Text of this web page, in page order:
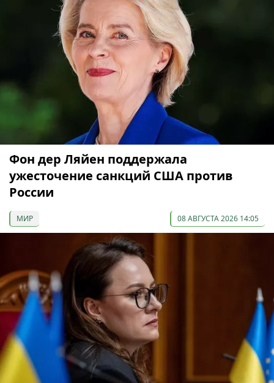
Фон дер Ляйен поддержала
ужесточение санкций США против
России
МИР 08 АВГУСТА 2026 14:05